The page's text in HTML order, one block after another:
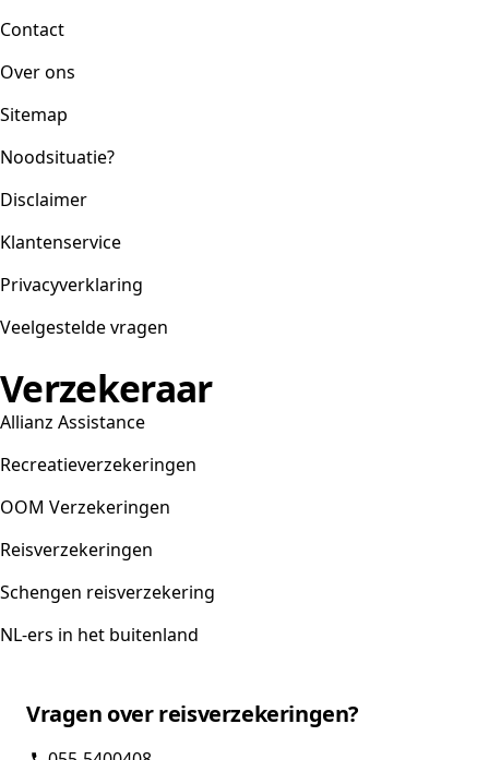
Contact
Over ons
Sitemap
Noodsituatie?
Disclaimer
Klantenservice
Privacyverklaring
Veelgestelde vragen
Verzekeraar
Allianz Assistance
Recreatieverzekeringen
OOM Verzekeringen
Reisverzekeringen
Schengen reisverzekering
NL-ers in het buitenland
Vragen over reisverzekeringen?